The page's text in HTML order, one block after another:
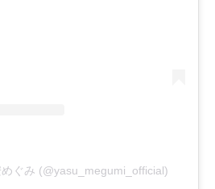
ぐみ (@yasu_megumi_official)